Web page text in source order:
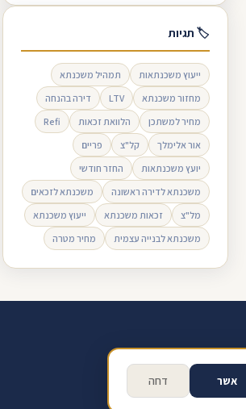
🏷 תגיות
ייעוץ משכנתאות
תמהיל משכנתא
מחזור משכנתא
LTV
דירה בהנחה
מחיר למשתכן
הלוואת זכאות
Refi
אור אלימלך
קל"צ
פריים
יועץ משכנתאות
החזר חודשי
משכנתא לדירה ראשונה
משכנתא לזכאים
מל"צ
זכאות משכנתא
ייעוץ משכנתא
משכנתא לבנייה עצמית
מחיר מטרה
כתוב ביקורת בגוגל
תנאי שימוש
דחה אשר